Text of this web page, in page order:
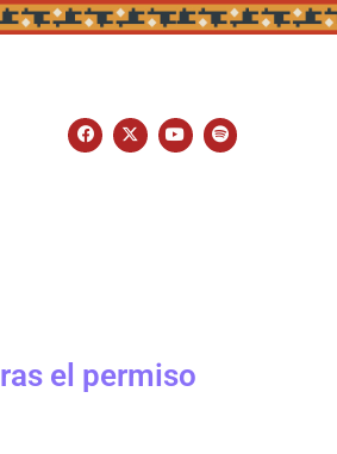
el permiso